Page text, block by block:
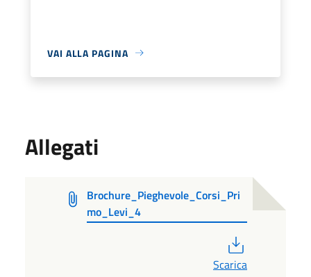
VAI ALLA PAGINA
Allegati
Brochure_Pieghevole_Corsi_Pri
mo_Levi_4
Scarica